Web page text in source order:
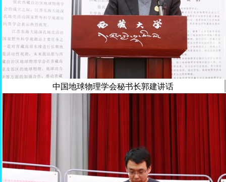
中国地球物理学会秘书长郭建讲话